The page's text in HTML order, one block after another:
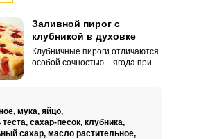
Заливной пирог с
клубникой в духовке
Клубничные пироги отличаются
особой сочностью – ягода при
важно учесть повышенную
сочность ягоды и ввести в
состав достаточно жиров.
мука, яйцо,
сахар-песок, клубника,
сахар, масло растительное,